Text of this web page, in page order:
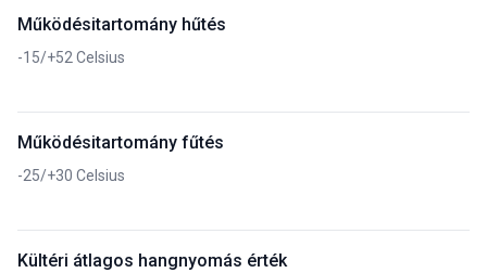
Működésitartomány hűtés
-15/+52 Celsius
Működésitartomány fűtés
-25/+30 Celsius
Kültéri átlagos hangnyomás érték